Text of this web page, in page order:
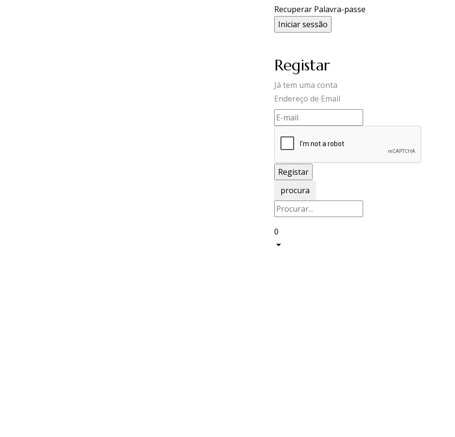
Recuperar Palavra-passe
Registar
Já tem uma conta
Endereço de Email
procura
0